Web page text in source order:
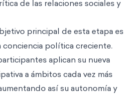
de las relaciones sociales y
principal de esta etapa es
política creciente.
aplican su nueva
a ámbitos cada vez más
así su autonomía y